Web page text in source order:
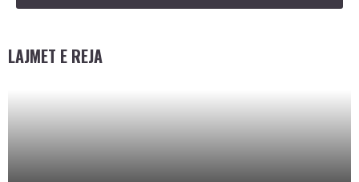
LAJMET E REJA